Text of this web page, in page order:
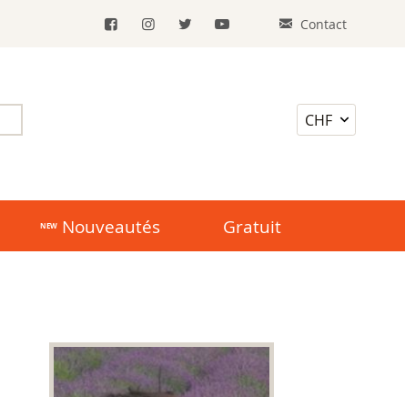
Contact
Nouveautés Gratuit